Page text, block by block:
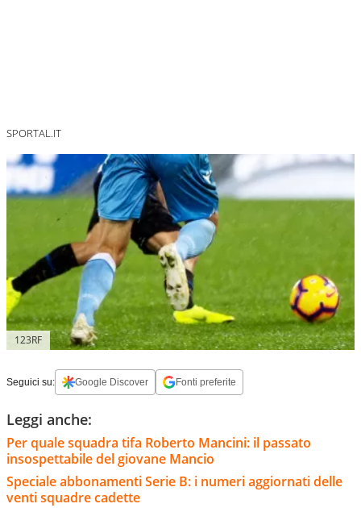
SPORTAL.IT
123RF
Seguici su: Google Discover Fonti preferite
Leggi anche:
Per quale squadra tifa Roberto Mancini: il passato
insospettabile del giovane Mancio
Speciale abbonamenti Serie B: i numeri aggiornati delle
venti squadre cadette